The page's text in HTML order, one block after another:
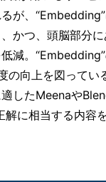
が、
かつ、頭脳部分
減。
向上を図ってい
したMeenaや
に相当する内容